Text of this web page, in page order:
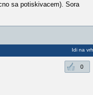
sa potiskivacem). Sora
Idi na vrh
0